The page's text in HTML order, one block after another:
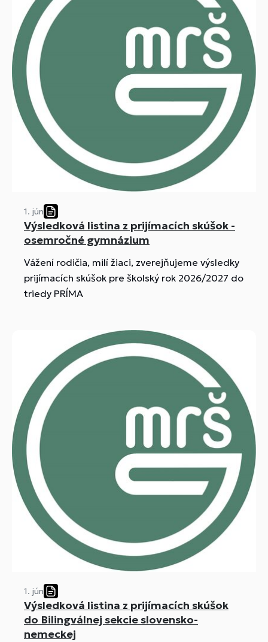
1. jún
Výsledková listina z prijímacích skúšok -
osemročné gymnázium
Vážení rodičia, milí žiaci, zverejňujeme výsledky
prijímacích skúšok pre školský rok 2026/2027 do
triedy PRÍMA
1. jún
Výsledková listina z prijímacích skúšok
do Bilingválnej sekcie slovensko-
nemeckej